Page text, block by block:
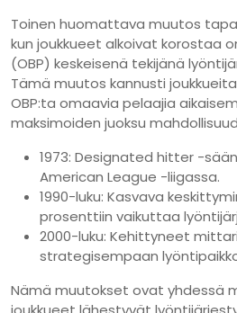
Toinen huomattava muutos
kun joukkueet alkoivat korostaa
(OBP) keskeisenä tekijänä
Tämä muutos kannusti
OBP:ta omaavia pelaajia
maksimoiden juoksu
1973: Designated hitter -
American League -liigassa.
1990-luku: Kasvava
prosenttiin vaikuttaa
2000-luku: Kehittyneet
strategisempaan
Nämä muutokset ovat yhdessä